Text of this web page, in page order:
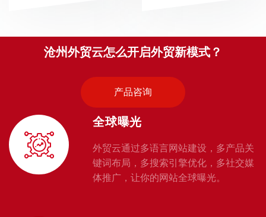
沧州外贸云怎么开启外贸新模式？
产品咨询
全球曝光
外贸云通过多语言网站建设，多产品关
键词布局，多搜索引擎优化，多社交媒
体推广，让你的网站全球曝光。